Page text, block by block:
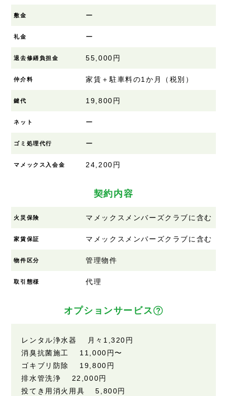
敷金 ー
礼金 ー
退去修繕負担金 55,000円
仲介料 家賃＋駐車料の1か月（税別）
鍵代 19,800円
ネット ー
ゴミ処理代行 ー
マメックス入会金 24,200円
契約内容
火災保険 マメックスメンバーズクラブに含む
家賃保証 マメックスメンバーズクラブに含む
物件区分 管理物件
取引態様 代理
オプションサービス
レンタル浄水器 月々1,320円
消臭抗菌施工 11,000円〜
ゴキブリ防除 19,800円
排水管洗浄 22,000円
投てき用消火用具 5,800円